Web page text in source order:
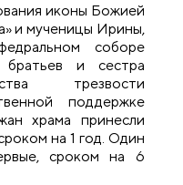
иконы Божией
и мученицы Ирины,
соборе
и сестра
трезвости
поддержке
храма принесли
на 1 год. Один
сроком на 6